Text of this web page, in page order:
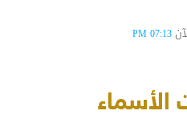
07:13 PM